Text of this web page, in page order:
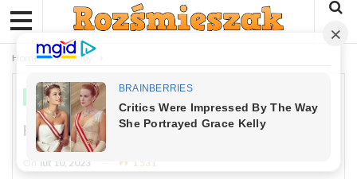
Home Dowcipy
DOWCIPY
Kawał: Siedzi Papuga Na Oknie
lut 10, 2023 1 531